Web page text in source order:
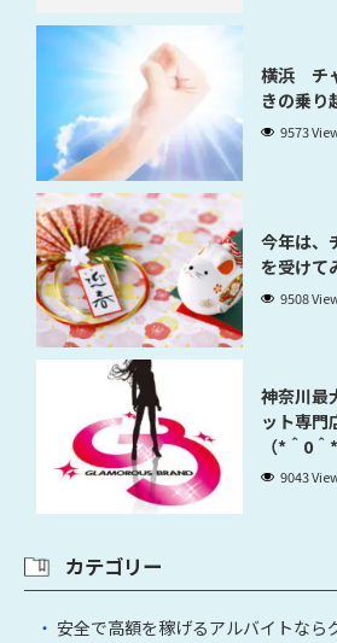
横浜 チャッ
きの乗り
9573
今年は、
を受けて
9508
神奈川最
ット専門
（*＾0＾*
9043
カテゴリー
安全で高額を稼げるアルバイトなら